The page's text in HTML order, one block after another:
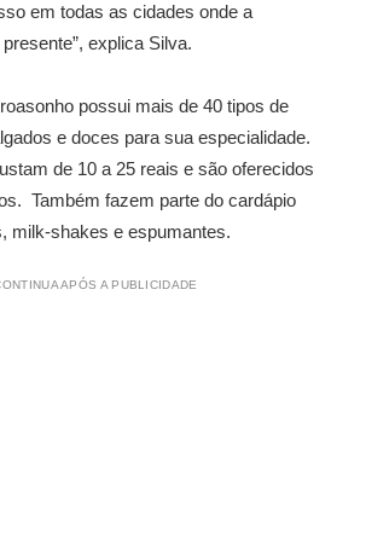
em todas as cidades onde a
explica Silva.
possui mais de 40 tipos de
e doces para sua especialidade.
de 10 a 25 reais e são oferecidos
Também fazem parte do cardápio
milk-shakes e espumantes.
APÓS A PUBLICIDADE